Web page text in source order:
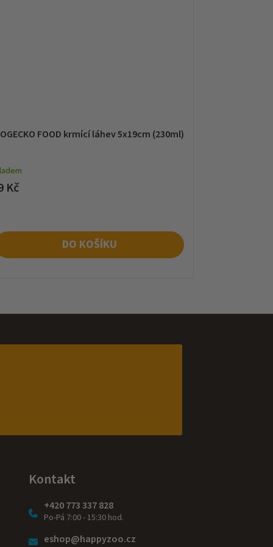
FOOD krmící láhev 5x19cm (230ml)
Kč
DO KOŠÍKU
Kontakt
+420 773 337 828
Po-Pá 7:00 - 15:30 hod.
eshop@happyzoo.cz